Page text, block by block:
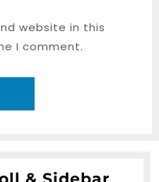
website in this
I comment.